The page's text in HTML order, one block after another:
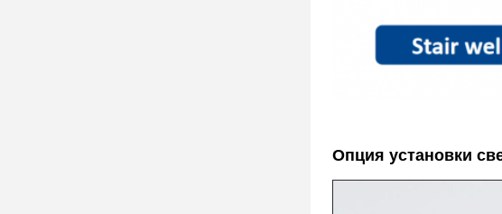
Опция установки